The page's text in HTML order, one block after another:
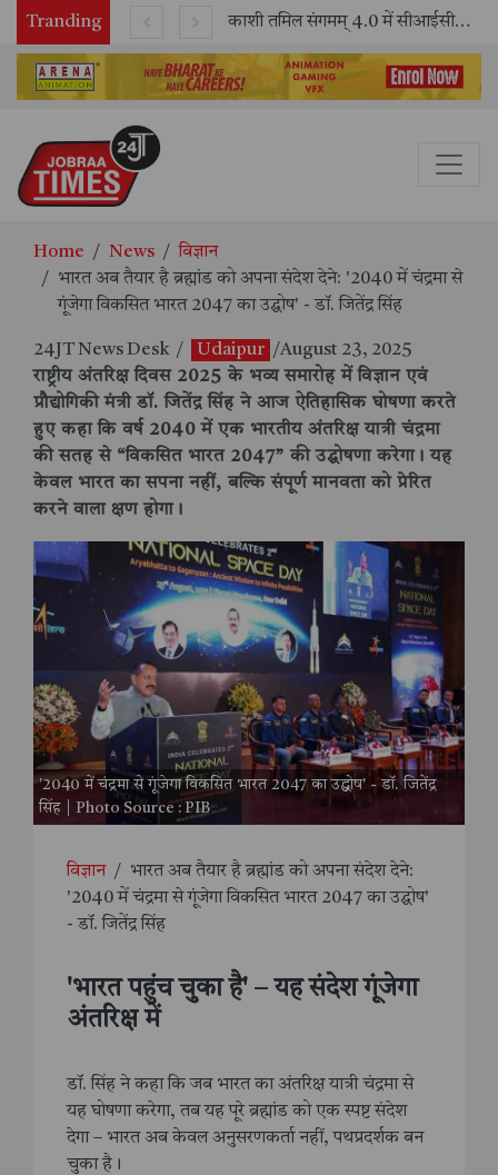
Tranding काशी तमिल संगमम् 4.0 में सीआईसीटी का स्टॉल बना तमिल भाषा और संस्कृति का केंद्र, ‘तमिल करकलाम’ से सीखना हुआ सरल
Home News
विज्ञान
भारत अब तैयार है ब्रह्मांड को अपना संदेश देने: '2040 में चंद्रमा से
गूंजेगा विकसित भारत 2047 का उद्घोष' - डॉ. जितेंद्र सिंह
24JT News Desk / Udaipur /August 23, 2025
राष्ट्रीय अंतरिक्ष दिवस 2025 के भव्य समारोह में विज्ञान एवं
प्रौद्योगिकी मंत्री डॉ. जितेंद्र सिंह ने आज ऐतिहासिक घोषणा करते
हुए कहा कि वर्ष 2040 में एक भारतीय अंतरिक्ष यात्री चंद्रमा
की सतह से “विकसित भारत 2047” की उद्घोषणा करेगा। यह
केवल भारत का सपना नहीं, बल्कि संपूर्ण मानवता को प्रेरित
करने वाला क्षण होगा।
'2040 में चंद्रमा से गूंजेगा विकसित भारत 2047 का उद्घोष' - डॉ. जितेंद्र
सिंह | Photo Source : PIB
विज्ञान /
भारत अब तैयार है ब्रह्मांड को अपना संदेश देने:
'2040 में चंद्रमा से गूंजेगा विकसित भारत 2047 का उद्घोष'
- डॉ. जितेंद्र सिंह
'भारत पहुंच चुका है' – यह संदेश गूंजेगा
अंतरिक्ष में
डॉ. सिंह ने कहा कि जब भारत का अंतरिक्ष यात्री चंद्रमा से
यह घोषणा करेगा, तब यह पूरे ब्रह्मांड को एक स्पष्ट संदेश
देगा – भारत अब केवल अनुसरणकर्ता नहीं, पथप्रदर्शक बन
चुका है।